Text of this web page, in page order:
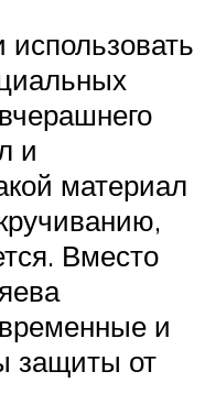
и
материал
Вместо
и
защиты от